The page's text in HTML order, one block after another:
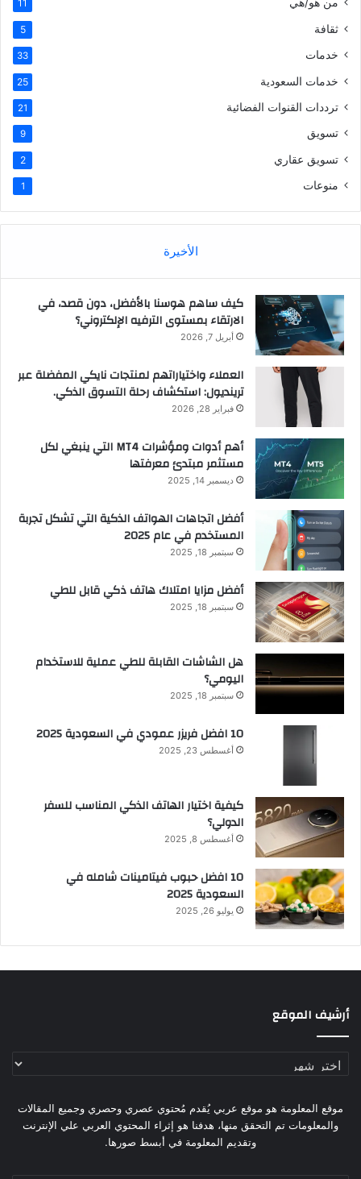
11
ثقافة 5
خدمات 33
خدمات السعودية 25
ترددات القنوات الفضائية 21
تسويق 9
تسويق عقاري 2
منوعات 1
الأخيرة
كيف ساهم هوسنا بالأفضل، دون قصد، في
الارتقاء بمستوى الترفيه الإلكتروني؟
أبريل 7, 2026
العملاء واختياراتهم لمنتجات نايكي المفضلة عبر
ترينديول: استكشاف رحلة التسوق الذكي.
فبراير 28, 2026
أهم أدوات ومؤشرات MT4 التي ينبغي لكل
مستثمر مبتدئ معرفتها
ديسمبر 14, 2025
أفضل اتجاهات الهواتف الذكية التي تشكل تجربة
المستخدم في عام 2025
سبتمبر 18, 2025
أفضل مزايا امتلاك هاتف ذكي قابل للطي
سبتمبر 18, 2025
هل الشاشات القابلة للطي عملية للاستخدام
اليومي؟
سبتمبر 18, 2025
10 افضل فريزر عمودي​ في السعودية​ 2025
أغسطس 23, 2025
كيفية اختيار الهاتف الذكي المناسب للسفر
الدولي؟
أغسطس 8, 2025
10 افضل حبوب فيتامينات شامله​ في
السعودية 2025
يوليو 26, 2025
أرشيف الموقع
أرشيف
الموقع
موقع المعلومة هو موقع عربي يُقدم مُحتوي عصري وحصري وجميع المقالات
والمعلومات تم التحقق منها، هدفنا هو إثراء المحتوي العربي علي الإنترنت
وتقديم المعلومة في أبسط صورها.